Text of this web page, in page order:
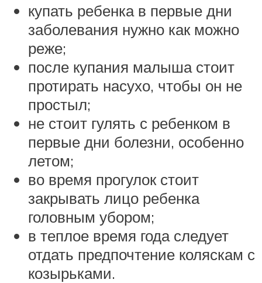
купать ребенка в первые дни
заболевания нужно как можно
реже;
после купания малыша стоит
протирать насухо, чтобы он не
простыл;
не стоит гулять с ребенком в
первые дни болезни, особенно
летом;
во время прогулок стоит
закрывать лицо ребенка
головным убором;
в теплое время года следует
отдать предпочтение коляскам с
козырьками.